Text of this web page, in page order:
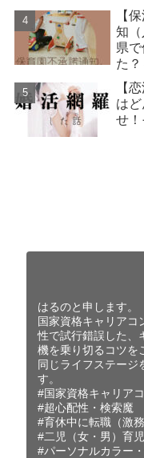
【
知
県
た？
【
は
せ！
はるのと申します。
国家資格キャリアコ
性で試行錯誤した、
機を乗り切るコツを
同じライフステージ
す。
#国家資格キャリア
#超心配性・検索魔
#育休中に転職（激
#二児（女・男）育
#パーソナルカラー